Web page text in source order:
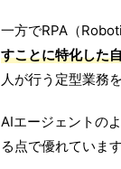
一方でRPA（
すことに特化した
人が行う定型業務
AIエージェントの
る点で優れています